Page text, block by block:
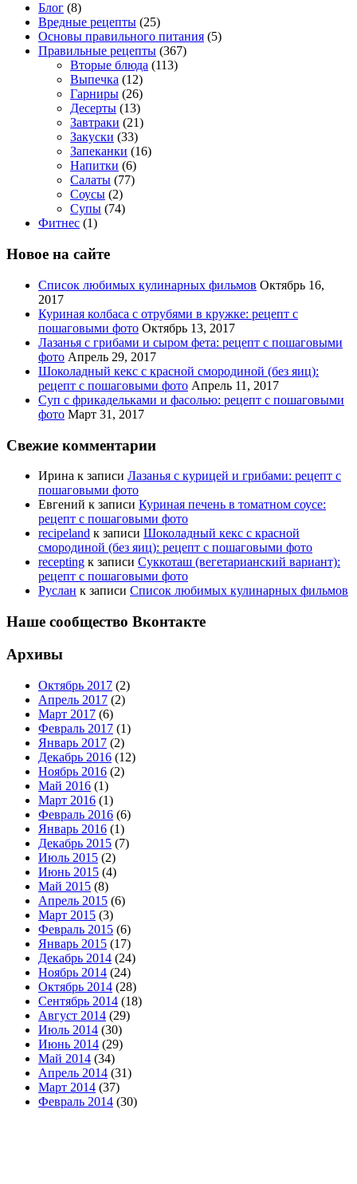
Блог (8)
Вредные рецепты (25)
Основы правильного питания (5)
Правильные рецепты (367)
Вторые блюда (113)
Выпечка (12)
Гарниры (26)
Десерты (13)
Завтраки (21)
Закуски (33)
Запеканки (16)
Напитки (6)
Салаты (77)
Соусы (2)
Супы (74)
Фитнес (1)
Новое на сайте
Список любимых кулинарных фильмов Октябрь 16,
2017
Куриная колбаса с отрубями в кружке: рецепт с
пошаговыми фото Октябрь 13, 2017
Лазанья с грибами и сыром фета: рецепт с пошаговыми
фото Апрель 29, 2017
Шоколадный кекс с красной смородиной (без яиц):
рецепт с пошаговыми фото Апрель 11, 2017
Суп с фрикадельками и фасолью: рецепт с пошаговыми
фото Март 31, 2017
Свежие комментарии
Ирина к записи Лазанья с курицей и грибами: рецепт с
пошаговыми фото
Евгений к записи Куриная печень в томатном соусе:
рецепт с пошаговыми фото
recipeland к записи Шоколадный кекс с красной
смородиной (без яиц): рецепт с пошаговыми фото
recepting к записи Суккоташ (вегетарианский вариант):
рецепт с пошаговыми фото
Руслан к записи Список любимых кулинарных фильмов
Наше сообщество Вконтакте
Архивы
Октябрь 2017 (2)
Апрель 2017 (2)
Март 2017 (6)
Февраль 2017 (1)
Январь 2017 (2)
Декабрь 2016 (12)
Ноябрь 2016 (2)
Май 2016 (1)
Март 2016 (1)
Февраль 2016 (6)
Январь 2016 (1)
Декабрь 2015 (7)
Июль 2015 (2)
Июнь 2015 (4)
Май 2015 (8)
Апрель 2015 (6)
Март 2015 (3)
Февраль 2015 (6)
Январь 2015 (17)
Декабрь 2014 (24)
Ноябрь 2014 (24)
Октябрь 2014 (28)
Сентябрь 2014 (18)
Август 2014 (29)
Июль 2014 (30)
Июнь 2014 (29)
Май 2014 (34)
Апрель 2014 (31)
Март 2014 (37)
Февраль 2014 (30)